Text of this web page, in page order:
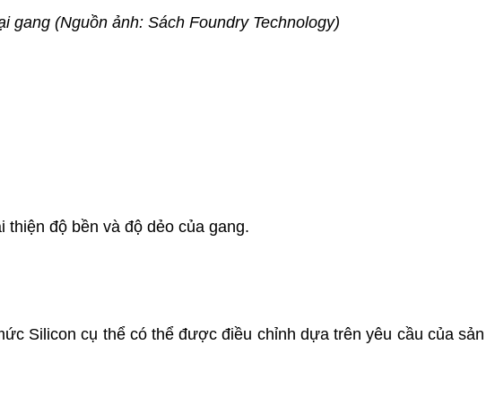
gang (Nguồn ảnh: Sách Foundry Technology)
độ bền và độ dẻo của gang.
Silicon cụ thể có thể được điều chỉnh dựa trên yêu cầu của sản